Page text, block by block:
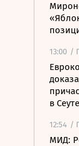
13:00 /
в Сеуте
12:54 /
МИД: